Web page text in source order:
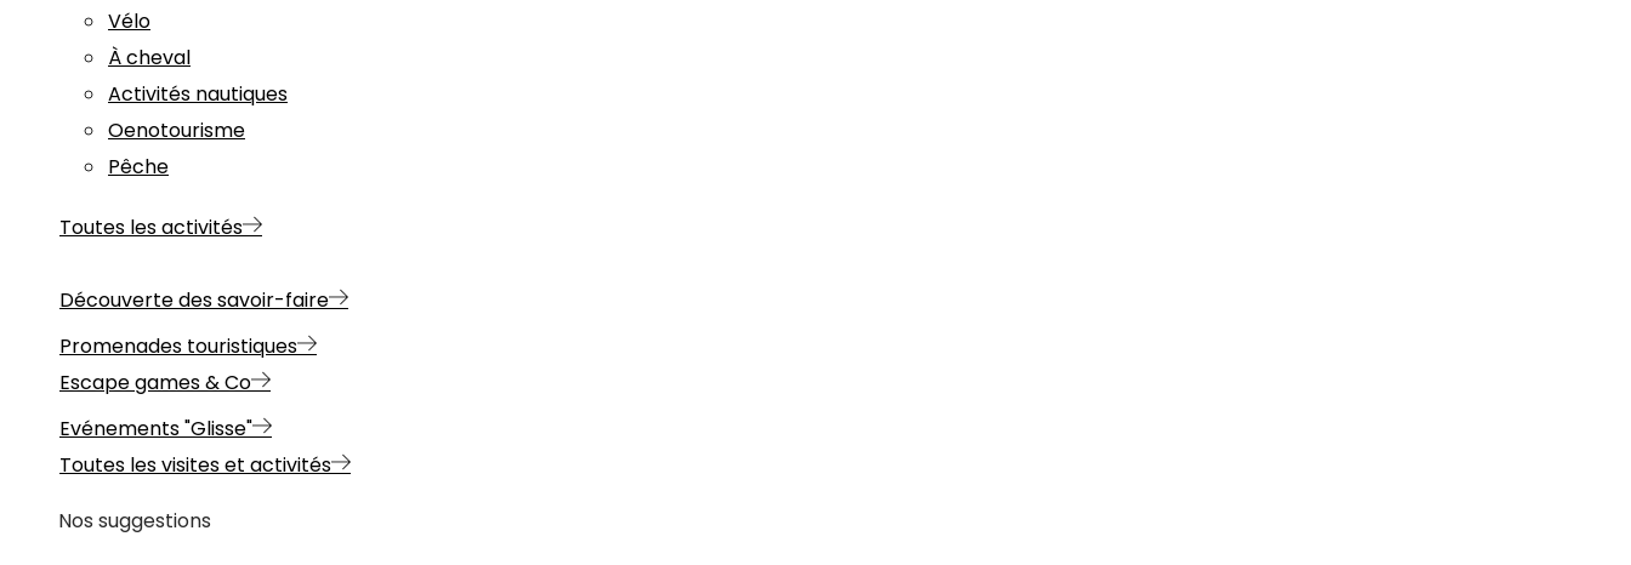
Vélo
À cheval
Activités nautiques
Oenotourisme
Pêche
Toutes les activités
Découverte des savoir-faire
Promenades touristiques
Escape games & Co
Evénements "Glisse"
Toutes les visites et activités
Nos suggestions